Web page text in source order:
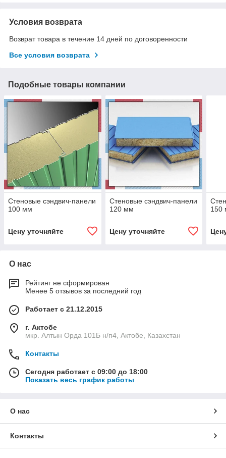
Условия возврата
Возврат товара в течение 14 дней по договоренности
Все условия возврата
Подобные товары компании
Стеновые сэндвич-панели
100 мм
Цену уточняйте
Стеновые сэндвич-панели
120 мм
Цену уточняйте
150
О нас
Рейтинг не сформирован
Менее 5 отзывов за последний год
Работает с 21.12.2015
г. Актобе
мкр. Алтын Орда 101Б н/п4, Актобе, Казахстан
Контакты
Сегодня работает с 09:00 до 18:00
Показать весь график работы
О нас
Контакты